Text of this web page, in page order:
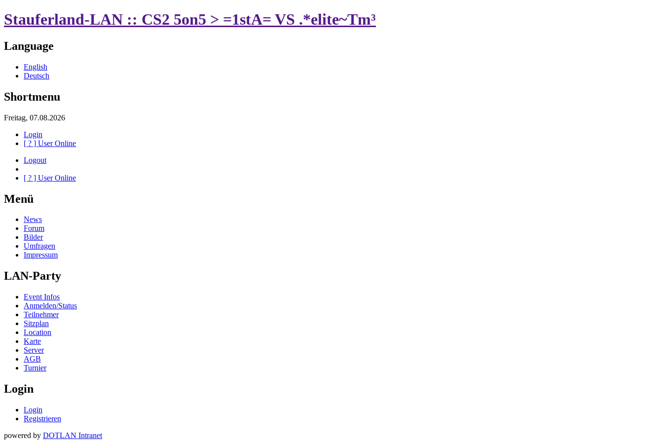
Stauferland-LAN :: CS2 5on5 > =1stA= VS .*elite~Tm³
Language
English
Deutsch
Shortmenu
Freitag, 07.08.2026
Login
[ ? ] User Online
Logout
[ ? ] User Online
Menü
News
Forum
Bilder
Umfragen
Impressum
LAN-Party
Event Infos
Anmelden/Status
Teilnehmer
Sitzplan
Location
Karte
Server
AGB
Turnier
Login
Login
Registrieren
powered by DOTLAN Intranet